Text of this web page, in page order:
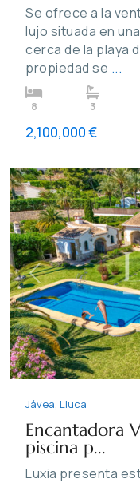
Se ofrece a la
lujo situada en
cerca de la playa
propiedad se ...
8 3
2,100,000 €
Lluca,
Previous
Jávea Lluca
Encantadora
piscina p...
Luxia presenta